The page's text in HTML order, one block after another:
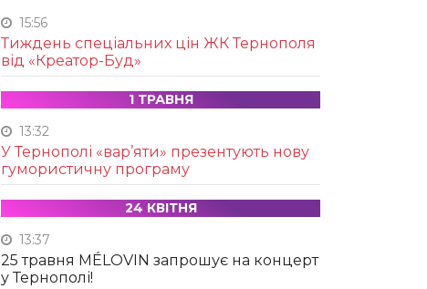
15:56
Тиждень спеціальних цін ЖК Тернополя
від «Креатор-Буд»
1 ТРАВНЯ
13:32
У Тернополі «вар’яти» презентують нову
гумористичну програму
24 КВІТНЯ
13:37
25 травня MÉLOVIN запрошує на концерт
у Тернополі!